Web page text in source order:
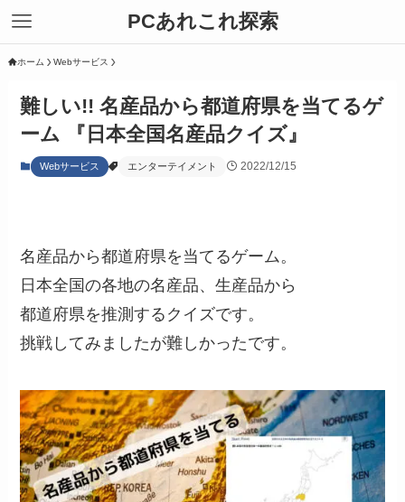
PCあれこれ探索
ホーム Webサービス
難しい!! 名産品から都道府県を当てるゲ
ーム 『日本全国名産品クイズ』
Webサービス エンターテイメント 2022/12/15
名産品から都道府県を当てるゲーム。
日本全国の各地の名産品、生産品から
都道府県を推測するクイズです。
挑戦してみましたが難しかったです。